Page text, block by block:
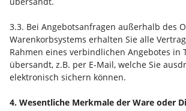
3.3. Bei Angebotsanfragen außerhalb des
Warenkorbsystems erhalten Sie alle
Rahmen eines verbindlichen Angebotes in
übersandt, z.B. per E-Mail, welche Sie
elektronisch sichern können.
4. Wesentliche Merkmale der Ware oder